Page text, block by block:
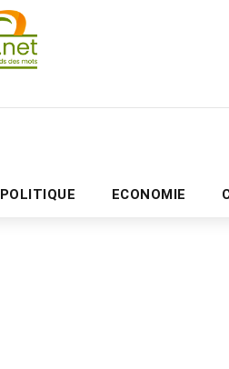
POLITIQUE ECONOMIE